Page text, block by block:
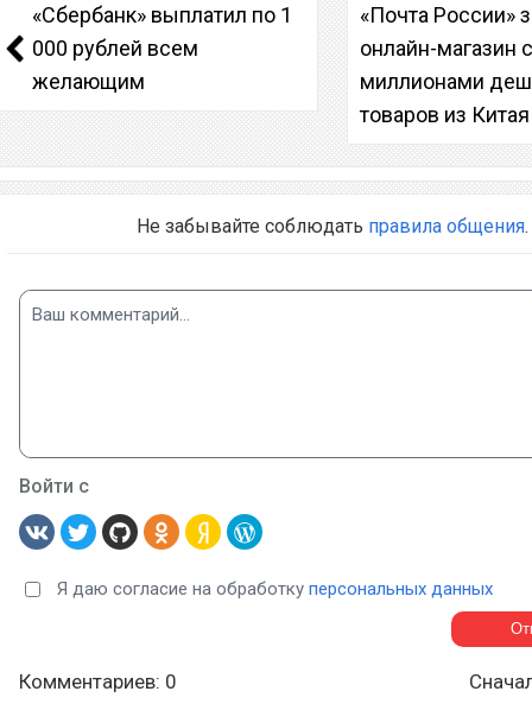
«Сбербанк» выплатил по 1
000 рублей всем
желающим
«Почта России»
онлайн-магазин
миллионами
товаров из Китая
Не забывайте соблюдать правила общения.
Войти с
Я даю согласие на обработку персональных данных
Комментариев: 0